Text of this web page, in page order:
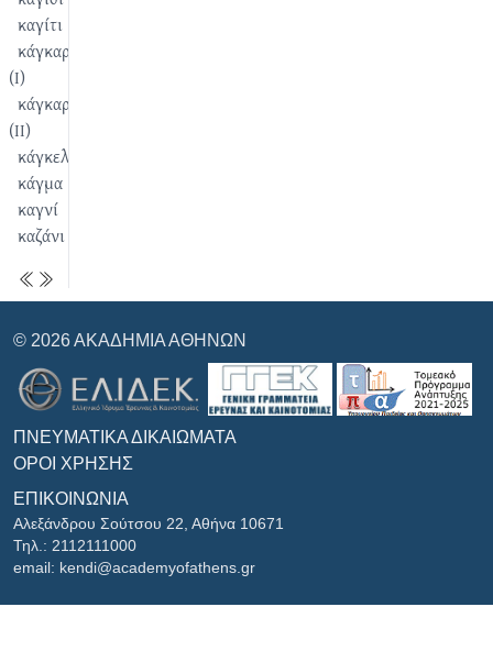
καγίτι
κάγκαρα
(I)
κάγκαρα
(II)
κάγκελο
κάγμα
καγνί
καζάνι
© 2026 ΑΚΑΔΗΜΊΑ ΑΘΗΝΏΝ
ΠΝΕΥΜΑΤΙΚΆ ΔΙΚΑΙΏΜΑΤΑ
ΌΡΟΙ ΧΡΉΣΗΣ
ΕΠΙΚΟΙΝΩΝΊΑ
Αλεξάνδρου Σούτσου 22, Αθήνα 10671
Τηλ.: 2112111000
email: kendi@academyofathens.gr